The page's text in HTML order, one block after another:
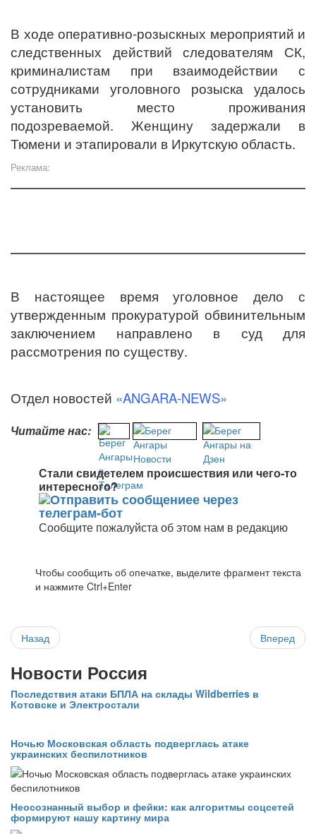
В ходе оперативно-розыскных мероприятий и
следственных действий следователям СК,
криминалистам при взаимодействии с
сотрудниками уголовного розыска удалось
установить место проживания
подозреваемой. Женщину задержали в
Тюмени и этапировали в Иркутскую область.
Реклама:
В настоящее время уголовное дело с
утвержденным прокуратурой обвинительным
заключением направлено в суд для
рассмотрения по существу.
Отдел новостей «ANGARA-NEWS»
Читайте нас:
Стали свидетелем происшествия или чего-то
интересного?
Сообщите пожалуйста об этом нам в редакцию
Чтобы сообщить об опечатке, выделите фрагмент текста
и нажмите Ctrl+Enter
Назад Вперед
Новости Россия
Последствия атаки БПЛА на склады Wildberries в
Котовске и Электростали
Ночью Московская область подверглась атаке
украинских беспилотников
Неосознанный выбор и фейки: как алгоритмы соцсетей
формируют нашу картину мира